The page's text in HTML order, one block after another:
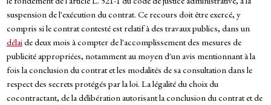
suspension de l'exécution du contrat. Ce recours doit être exercé, y
compris si le contrat contesté est relatif à des travaux publics, dans un
délaide deux mois à compter de l'accomplissement des mesures de
publicité appropriées, notamment au moyen d'un avis mentionnant à la
fois la conclusion du contrat et les modalités de sa consultation dans le
respect des secrets protégés par la loi. La légalité du choix du
cocontractant, de la délibération autorisant la conclusion du contrat et de